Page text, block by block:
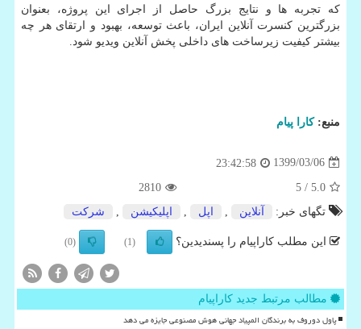
که تجربه ها و نتایج بزرگ حاصل از اجرای این پروژه، بعنوان
بزرگترین کنسرت آنلاین ایران، باعث توسعه، بهبود و ارتقای هر چه
بیشتر کیفیت زیرساخت های داخلی پخش آنلاین ویدیو شود.
منبع:كارا پیام
1399/03/06
23:42:58
5.0
/ 5
2810
تگهای خبر:
آنلاین اپل اپلیكیشن شركت
این مطلب کاراپیام را پسندیدین؟ (1)
(0)
مطالب مرتبط جدید کاراپیام
پاول دوروف به برندگان المپیاد جهانی هوش مصنوعی جایزه می دهد